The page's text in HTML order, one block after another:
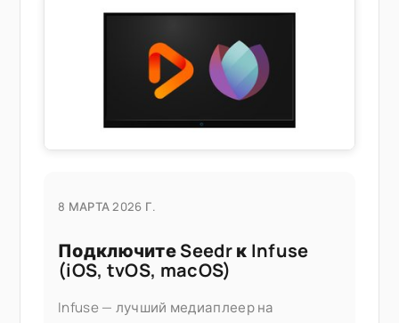
8 МАРТА 2026 Г.
Подключите Seedr к Infuse
(iOS, tvOS, macOS)
Infuse — лучший медиаплеер на